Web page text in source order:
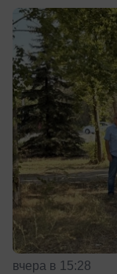
вчера в 15:28